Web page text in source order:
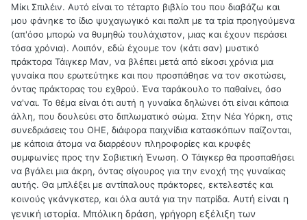
Μίκι Σπιλέιν. Αυτό είναι το τέταρτο βιβλίο του που διαβάζω και
μου φάνηκε το ίδιο ψυχαγωγικό και παλπ με τα τρία προηγούμενα
(απ'όσο μπορώ να θυμηθώ τουλάχιστον, μιας και έχουν περάσει
τόσα χρόνια). Λοιπόν, εδώ έχουμε τον (κάτι σαν) μυστικό
πράκτορα Τάιγκερ Μαν, να βλέπει μετά από είκοσι χρόνια μια
γυναίκα που ερωτεύτηκε και που προσπάθησε να τον σκοτώσει,
όντας πράκτορας του εχθρού. Ένα ταράκουλο το παθαίνει, όσο
να'ναι. Το θέμα είναι ότι αυτή η γυναίκα δηλώνει ότι είναι κάποια
άλλη, που δουλεύει στο διπλωματικό σώμα. Στην Νέα Υόρκη, στις
συνεδριάσεις του ΟΗΕ, διάφορα παιχνίδια κατασκόπων παίζονται,
με κάποια άτομα να διαρρέουν πληροφορίες και κρυφές
συμφωνίες προς την Σοβιετική Ένωση. Ο Τάιγκερ θα προσπαθήσει
να βγάλει μια άκρη, όντας σίγουρος για την ενοχή της γυναίκας
αυτής. Θα μπλέξει με αντίπαλους πράκτορες, εκτελεστές και
κοινούς γκάνγκστερ, και όλα αυτά για την πατρίδα. Αυτή είναι η
γενική ιστορία. Μπόλικη δράση, γρήγορη εξέλιξη των